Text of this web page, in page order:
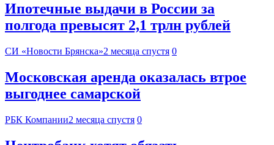
Ипотечные выдачи в России за
полгода превысят 2,1 трлн рублей
СИ «Новости Брянска»2 месяца спустя 0
Московская аренда оказалась втрое
выгоднее самарской
РБК Компании2 месяца спустя 0